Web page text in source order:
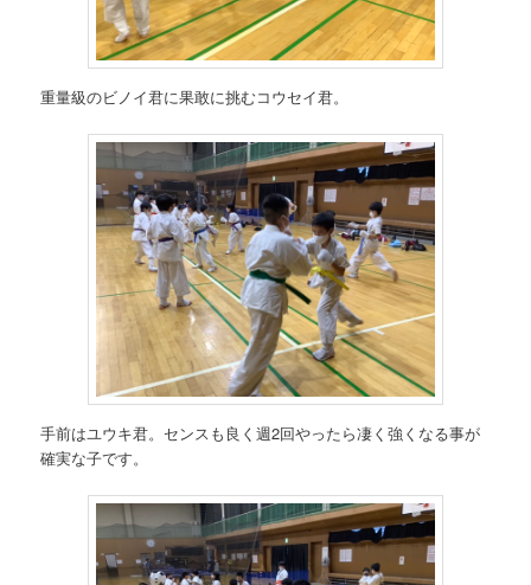
重量級のビノイ君に果敢に挑むコウセイ君。
手前はユウキ君。センスも良く週2回やったら凄く強くなる事が
確実な子です。